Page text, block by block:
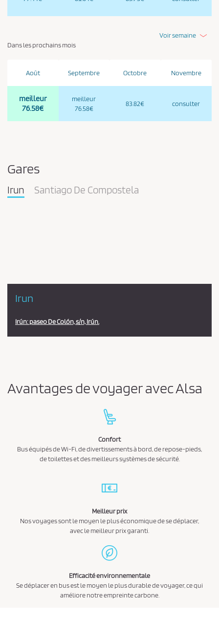
Voir semaine
Dans les prochains mois
Août
meilleur
76.58€
Septembre
meilleur
76.58€
Octobre
83.82€
Novembre
consulter
Gares
Irun Santiago De Compostela
Irun
Irún: paseo De Colón, s/n, Irún.
Avantages de voyager avec Alsa
Confort
Bus équipés de Wi-Fi, de divertissements à bord, de repose-pieds,
de toilettes et des meilleurs systèmes de sécurité.
Meilleur prix
Nos voyages sont le moyen le plus économique de se déplacer,
avec le meilleur prix garanti.
Efficacité environnementale
Se déplacer en bus est le moyen le plus durable de voyager, ce qui
améliore notre empreinte carbone.